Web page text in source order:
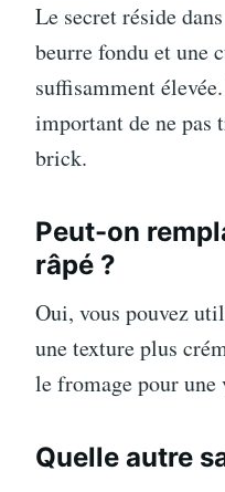
Le secret réside
beurre fondu et une
suffisamment
important de ne pas
brick.
Peut-on
râpé ?
Oui, vous pouvez
une texture plus
le fromage pour une
Quelle autre